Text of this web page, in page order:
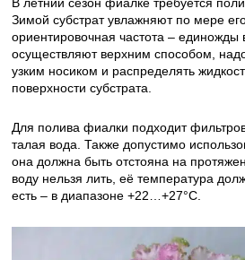
Зимой субстрат увлажняют по мере
ориентировочная частота –
осуществляют верхним способом,
узким носиком и распределять
поверхности субстрата.
Для полива фиалки подходит
талая вода. Также допустимо
она должна быть отстояна на
воду нельзя лить, её температура
есть – в диапазоне +22…+27°C.